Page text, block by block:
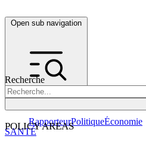
Open sub navigation
Recherche
POLICY AREAS
RapporteurPolitiqueÉconomie
SANTÉ